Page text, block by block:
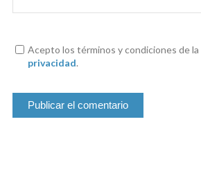
Acepto los términos y condiciones de la
privacidad.